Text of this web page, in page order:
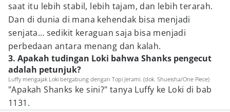
saat itu lebih stabil, lebih tajam, dan lebih terarah.
Dan di dunia di mana kehendak bisa menjadi
senjata… sedikit keraguan saja bisa menjadi
perbedaan antara menang dan kalah.
3. Apakah tudingan Loki bahwa Shanks pengecut
adalah petunjuk?
Luffy mengajak Loki bergabung dengan Topi Jerami. (dok. Shueisha/One Piece)
"Apakah Shanks ke sini?" tanya Luffy ke Loki di bab
1131.